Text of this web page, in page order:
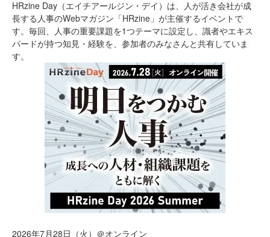
HRzine Day（エイチアールジン・デイ）は、人が活き会社が成
長する人事のWebマガジン「HRzine」が主催するイベントで
す。毎回、人事の重要課題を1つテーマに設定し、識者やエキス
パードが持つ知見・経験を、参加者のみなさんと共有していま
す。
2026年7月28日（火）＠オンライン